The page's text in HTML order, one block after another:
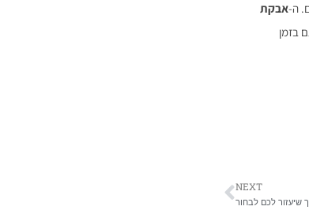
ה-אבקת
בזמן
NEXT
שיעזור לכם לבחור